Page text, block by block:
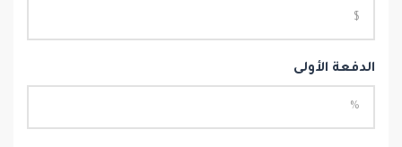
الدفعة الأولى